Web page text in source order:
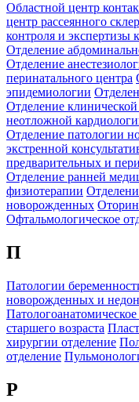
Областной центр
центр рассеянного
контроля и экспертизы
Отделение
Отделение
перинатального центра
эпидемиологии
Отделение
неотложной
Отделение патологии
экстренной
предварительных и
Отделение ранней
физиотерапии
новорожденных
Офтальмологическое
П
Патологии
новорожденных и
старшего возраста
хирургии отделение
отделение
Р